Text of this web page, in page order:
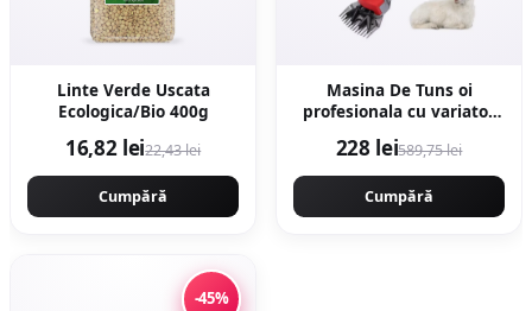
Linte Verde Uscata
Ecologica/Bio 400g
16,82 lei22,43 lei
Cumpără
Masina De Tuns oi
profesionala cu variator
2400rpm, accesorii
incluse, carbuni rezerva,
NAKAMOTO 1000 JAPAN
228 lei589,75 lei
Cumpără
-45%